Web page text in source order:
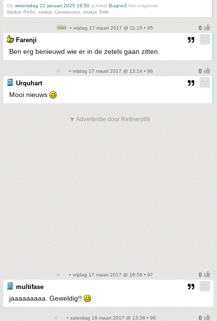
Op woensdag 22 januari 2025 19:50 schreef Bugno3 het volgende:
Stukje Pelle, stukje Cannavaro, stukje Totti.
• vrijdag 17 maart 2017 @ 11:15 • 95
Farenji
Ben erg benieuwd wie er in de zetels gaan zitten.
• vrijdag 17 maart 2017 @ 13:14 • 96
Urquhart
Mooi nieuws
▼ Advertentie door Refinery89
• vrijdag 17 maart 2017 @ 18:58 • 97
multifase
jaaaaaaaaa. Geweldig!!
• zaterdag 18 maart 2017 @ 13:38 • 98